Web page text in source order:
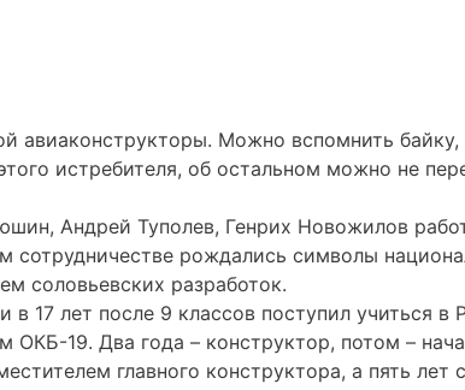
авиаконструкторы. Можно вспомнить
истребителя, об остальном можно не
Андрей Туполев, Генрих Новожилов
рождались символы
соловьевских разработок.
17 лет после 9 классов поступил учиться
19. Два года – конструктор, потом –
главного конструктора, а пять лет